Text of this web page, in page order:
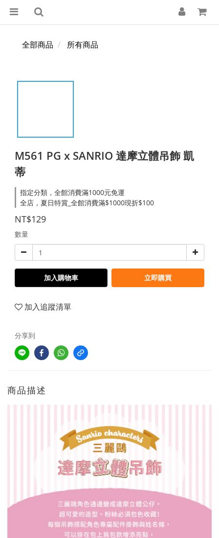
全部商品 所有商品
M561 PG x SANRIO 達摩立體吊飾 凱
蒂
指定分類，全館消費滿1000元免運
全店，夏日特賞_全館消費滿$1000現折$100
NT$129
數量
加入購物車 立即購買
加入追蹤清單
分享到
商品描述